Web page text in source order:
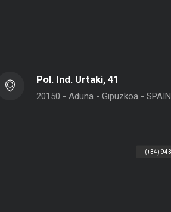
Pol. Ind. Urtaki, 41
20150 - Aduna - Gipuzkoa - SPAIN